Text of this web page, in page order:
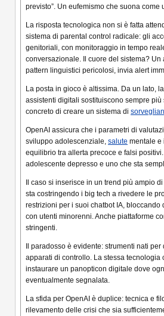
previsto”. Un eufemismo che suona come
La risposta tecnologica non si è fatta
sistema di parental control radicale: gli
genitoriali, con monitoraggio in tempo
conversazionale. Il cuore del sistema? Un
pattern linguistici pericolosi, invia alert
La posta in gioco è altissima. Da un lato,
assistenti digitali sostituiscono sempre
concreto di creare un sistema di
OpenAI assicura che i parametri di
sviluppo adolescenziale, salute mentale e
equilibrio tra allerta precoce e falsi
adolescente depresso e uno che sta
Il caso si inserisce in un trend più ampio
sta costringendo i big tech a rivedere le
restrizioni per i suoi chatbot IA, bloccando
con utenti minorenni. Anche piattaforme
stringenti.
Il paradosso è evidente: strumenti nati
apparati di controllo. La stessa
instaurare un panopticon digitale dove
eventualmente segnalata.
La sfida per OpenAI è duplice: tecnica e
rilevamento delle crisi che sia